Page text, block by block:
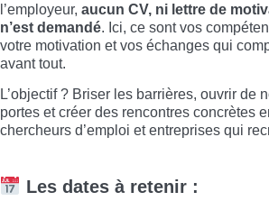
l’employeur, aucun CV, ni lettre de
n’est demandé. Ici, ce sont vos
votre motivation et vos échanges qui
avant tout.
L’objectif ? Briser les barrières, ouvrir de
portes et créer des rencontres concrètes
chercheurs d’emploi et entreprises qui
Les dates à retenir :